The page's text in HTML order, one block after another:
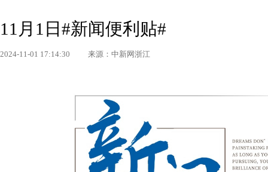
11月1日#新闻便利贴#
2024-11-01 17:14:30 来源：中新网浙江